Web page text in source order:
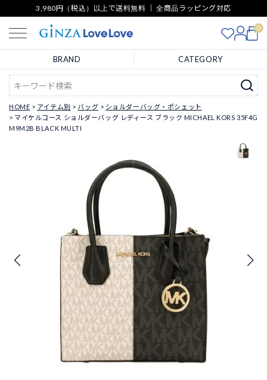
3,980円（税込）以上で送料無料 ｜ 全商品ラッピング対応
0
BRAND CATEGORY
HOME アイテム別 バッグ
ショルダーバッグ・ポシェット
マイケルコース ショルダーバッグ レディース ブラック MICHAEL KORS 35F4G
M9M2B BLACK MULTI